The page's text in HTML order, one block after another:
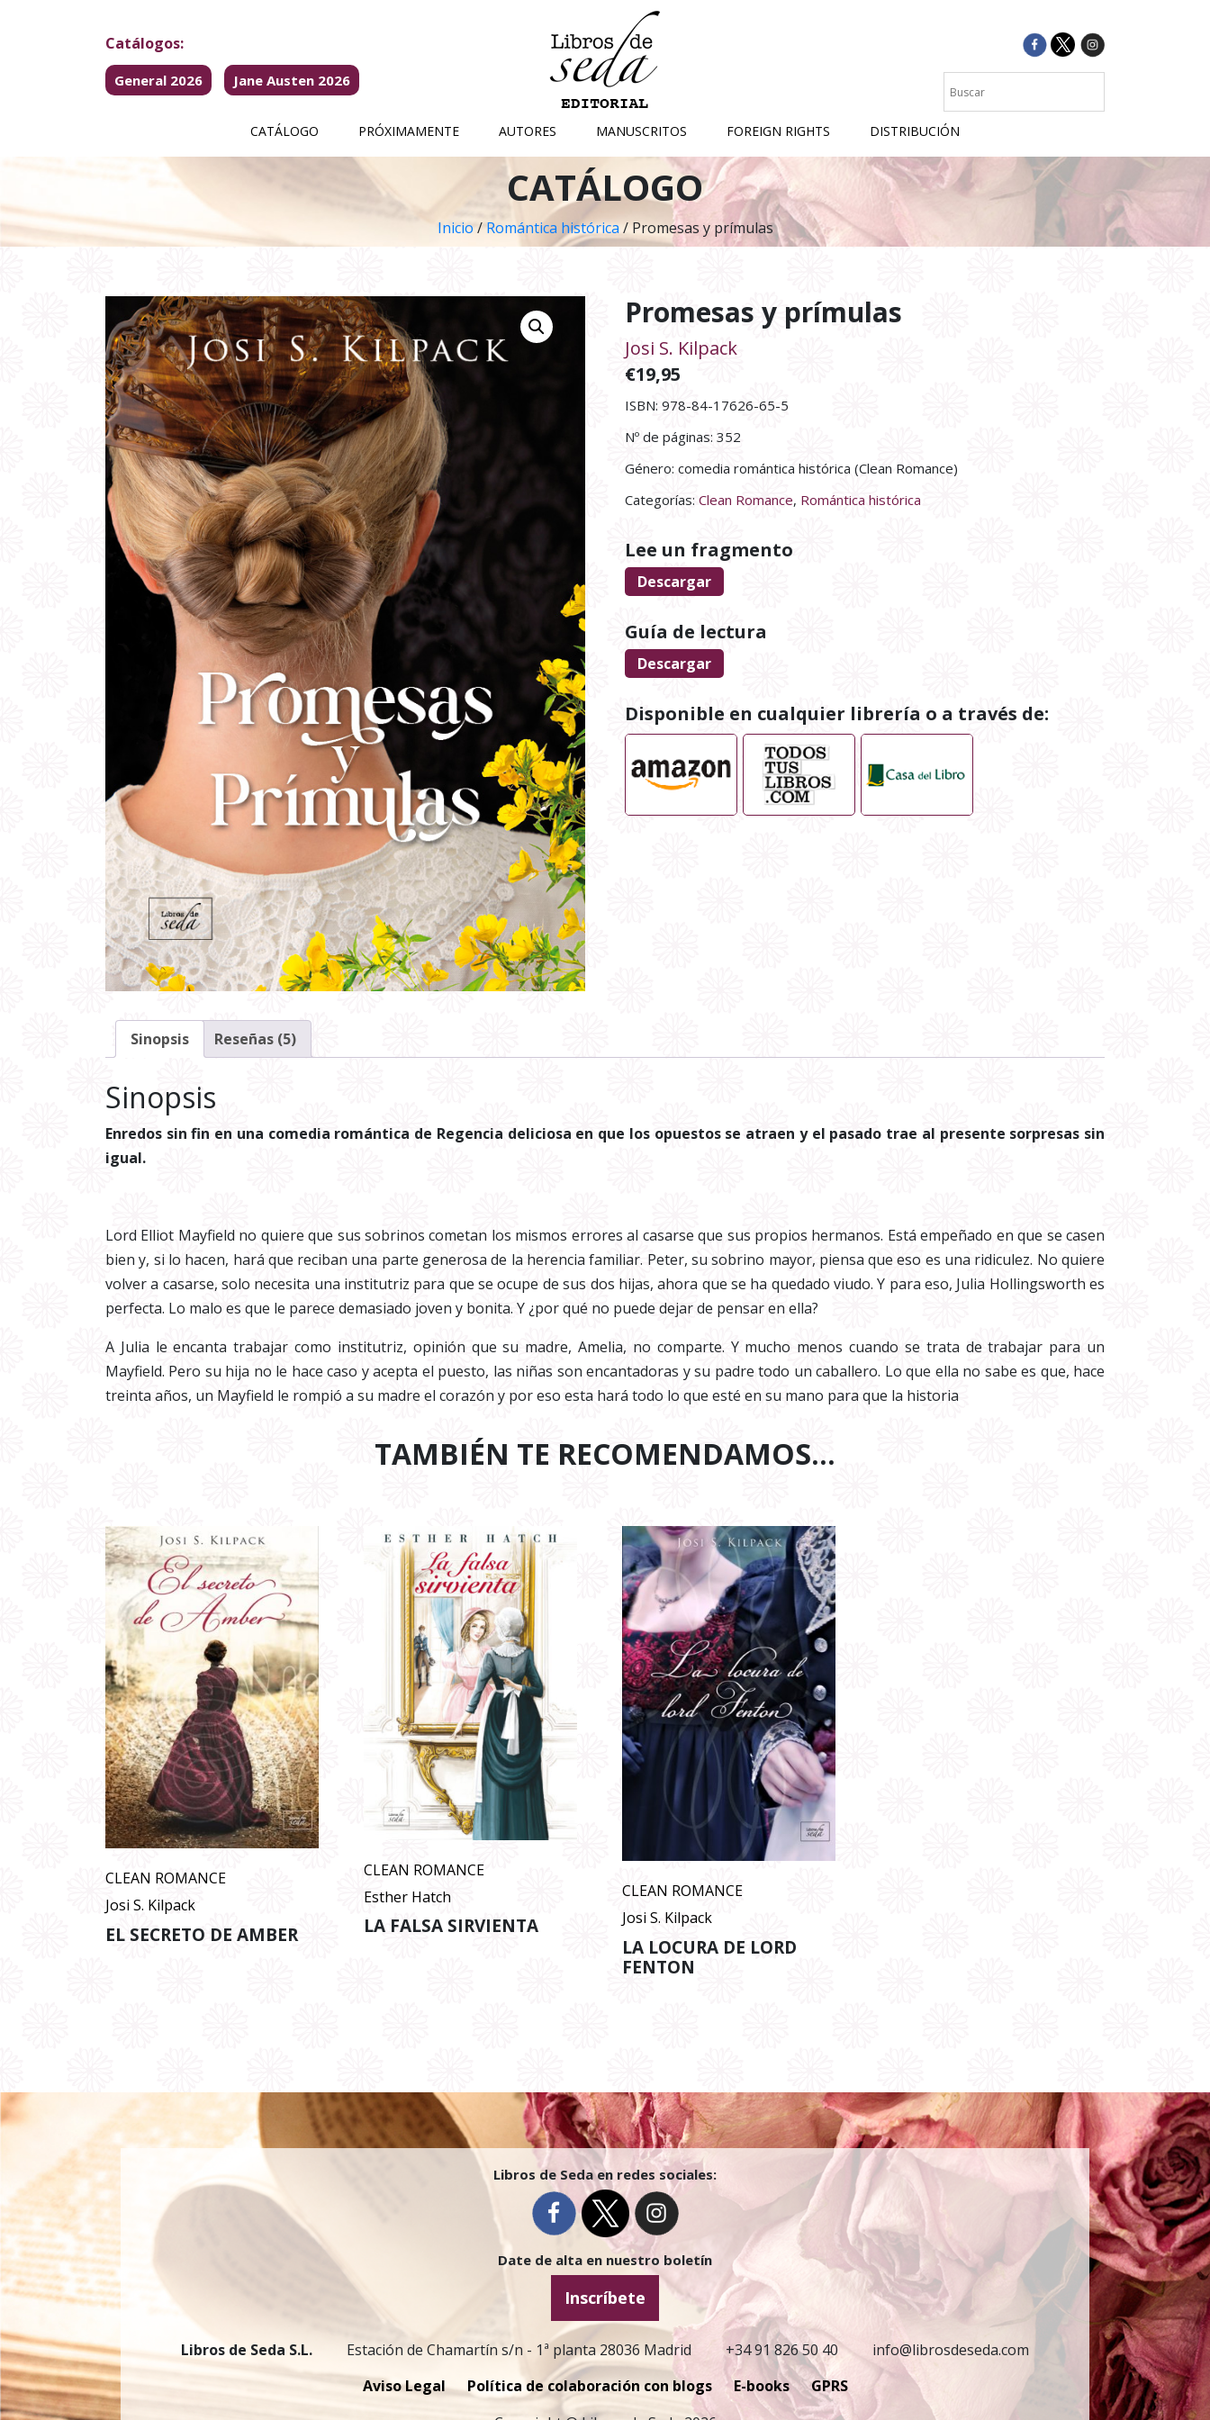
Catálogos:
General 2026 Jane Austen 2026
CATÁLOGO PRÓXIMAMENTE AUTORES MANUSCRITOS FOREIGN RIGHTS DISTRIBUCIÓN
CATÁLOGO
Inicio / Romántica histórica/ Promesas y prímulas
Promesas y prímulas
Josi S. Kilpack
€19,95
ISBN: 978-84-17626-65-5
Nº de páginas: 352
Género: comedia romántica histórica (Clean Romance)
Categorías:Clean Romance, Romántica histórica
Lee un fragmento
Descargar
Guía de lectura
Descargar
Disponible en cualquier librería o a través de:
Sinopsis Reseñas (5)
Sinopsis
Enredos sin fin en una comedia romántica de Regencia deliciosa en que los opuestos se atraen y el pasado trae al presente sorpresas sin
igual.
Lord Elliot Mayfield no quiere que sus sobrinos cometan los mismos errores al casarse que sus propios hermanos. Está empeñado en que se casen
bien y, si lo hacen, hará que reciban una parte generosa de la herencia familiar. Peter, su sobrino mayor, piensa que eso es una ridiculez. No quiere
volver a casarse, solo necesita una institutriz para que se ocupe de sus dos hijas, ahora que se ha quedado viudo. Y para eso, Julia Hollingsworth es
perfecta. Lo malo es que le parece demasiado joven y bonita. Y ¿por qué no puede dejar de pensar en ella?
A Julia le encanta trabajar como institutriz, opinión que su madre, Amelia, no comparte. Y mucho menos cuando se trata de trabajar para un
Mayfield. Pero su hija no le hace caso y acepta el puesto, las niñas son encantadoras y su padre todo un caballero. Lo que ella no sabe es que, hace
treinta años, un Mayfield le rompió a su madre el corazón y por eso esta hará todo lo que esté en su mano para que la historia
TAMBIÉN TE RECOMENDAMOS…
CLEAN ROMANCE
Josi S. Kilpack
EL SECRETO DE AMBER
CLEAN ROMANCE
Esther Hatch
LA FALSA SIRVIENTA
CLEAN ROMANCE
Josi S. Kilpack
LA LOCURA DE LORD
FENTON
Libros de Seda en redes sociales:
Date de alta en nuestro boletín
Inscríbete
Libros de Seda S.L. Estación de Chamartín s/n - 1ª planta 28036 Madrid +34 91 826 50 40
info@librosdeseda.com
Aviso Legal
Política de colaboración con blogs E-books
GPRS